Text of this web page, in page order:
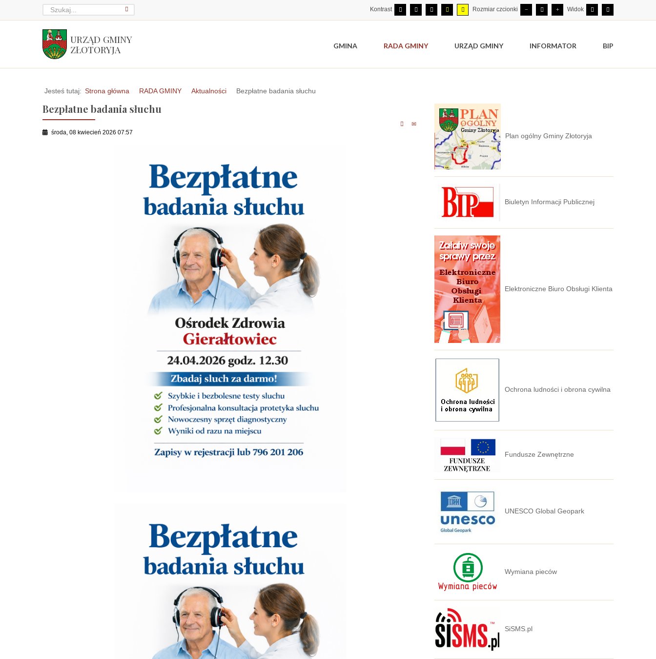
Kontrast Rozmiar czcionki Widok
URZĄD GMINY
ZŁOTORYJA
GMINA RADA GMINY URZĄD GMINY INFORMATOR BIP
Jesteś tutaj: Strona główna RADA GMINY Aktualności Bezpłatne badania słuchu
Bezpłatne badania słuchu
środa, 08 kwiecień 2026 07:57 Plan ogólny Gminy Złotoryja
Biuletyn Informacji Publicznej
Elektroniczne Biuro Obsługi Klienta
Ochrona ludności i obrona cywilna
Fundusze Zewnętrzne
UNESCO Global Geopark
Wymiana pieców
SiSMS.pl